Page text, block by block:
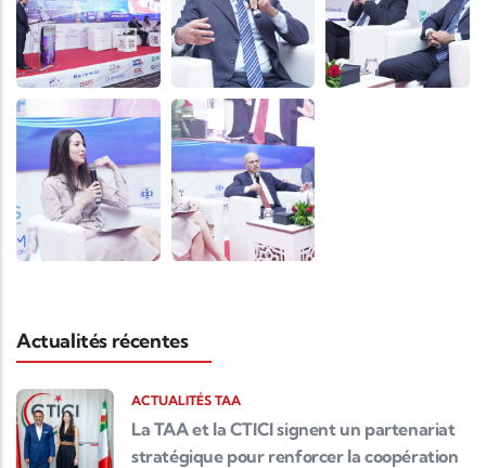
Actualités récentes
ACTUALITÉS TAA
La TAA et la CTICI signent un partenariat
stratégique pour renforcer la coopération